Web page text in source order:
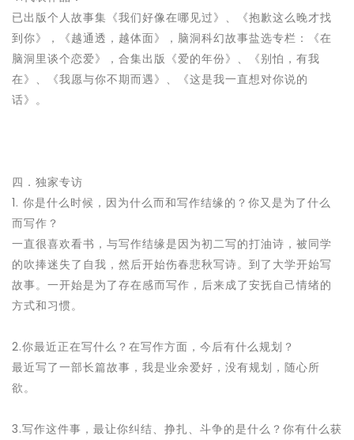
已出版个人故事集《我们好像在哪见过》、《抱歉这么晚才找
到你》，《越通透，越体面》，脑洞科幻故事盐选专栏：《在
脑洞里谈个恋爱》，合集出版《爱的年份》、《别怕，有我
在》、《我愿与你不期而遇》、《这是我一直想对你说的
话》。
四．独家专访
1. 你是什么时候，因为什么而和写作结缘的？你又是为了什么
而写作？
一直很喜欢看书，与写作结缘是因为初二写的打油诗，被同学
的吹捧迷失了自我，然后开始伤春悲秋写诗。到了大学开始写
故事。一开始是为了存在感而写作，后来成了安抚自己情绪的
方式和习惯。
2.你最近正在写什么？在写作方面，今后有什么规划？
最近写了一部长篇故事，我是业余爱好，没有规划，随心所
欲。
3.写作这件事，最让你纠结、挣扎、斗争的是什么？你有什么获